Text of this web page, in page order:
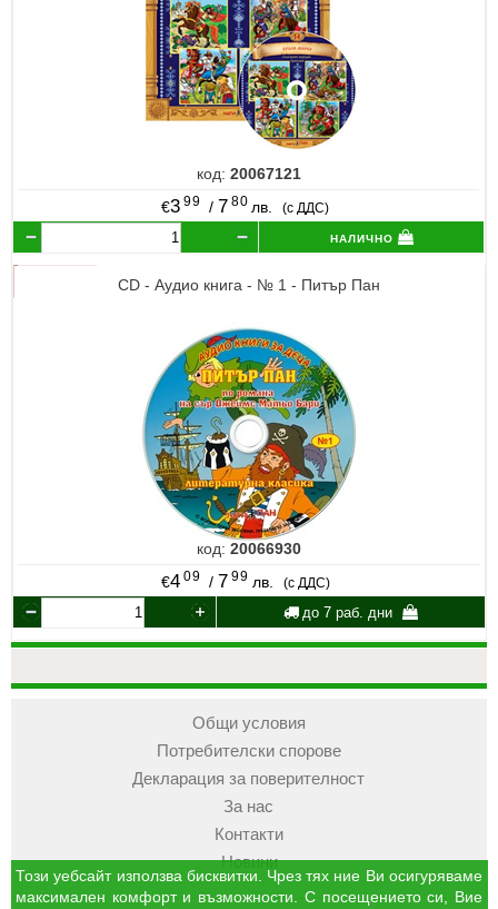
код: 20067121
€3 99 / 7 80 лв. (с ДДС)
налично
CD - Аудио книга - № 1 - Питър Пан
код: 20066930
€4 09 / 7 99 лв. (с ДДС)
до 7 раб. дни
Общи условия
Потребителски спорове
Декларация за поверителност
За нас
Контакти
Новини
Този уебсайт използва бисквитки. Чрез тях ние Ви осигуряваме
максимален комфорт и възможности. С посещението си, Вие